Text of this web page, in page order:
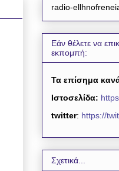
radio-
Εάν θέλετε να
εκπομπή:
Τα επίσημα
Ιστοσελίδα:
twitter: https://
Σχετικά...